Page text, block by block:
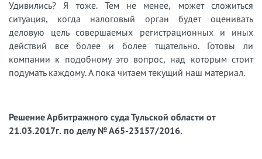
Удивились? Я тоже. Тем не менее, может сложиться
ситуация, когда налоговый орган будет оценивать
деловую цель совершаемых регистрационных и иных
действий все более и более тщательно. Готовы ли
компании к подобному это вопрос, над которым стоит
подумать каждому. А пока читаем текущий наш материал.
Решение Арбитражного суда Тульской области от
21.03.2017г. по делу № А65-23157/2016.